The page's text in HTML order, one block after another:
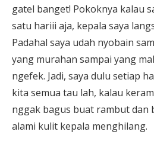
gatel banget! Pokoknya kalau
satu hariii aja, kepala saya
Padahal saya udah nyobain
yang murahan sampai yang
ngefek. Jadi, saya dulu setiap
kita semua tau lah, kalau
nggak bagus buat rambut dan
alami kulit kepala menghilang.